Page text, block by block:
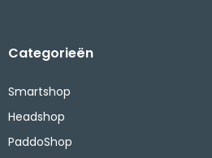
Categorieën
Smartshop
Headshop
PaddoShop